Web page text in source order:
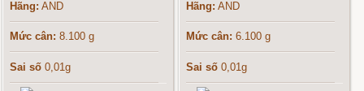
Hãng: AND
Mức cân: 8.100 g
Sai số 0,01g
Hãng: AND
Mức cân: 6.100 g
Sai số 0,01g